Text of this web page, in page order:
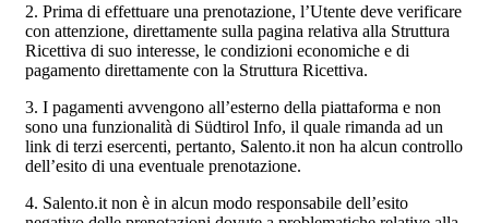
2. Prima di effettuare una prenotazione, l’Utente deve verificare
con attenzione, direttamente sulla pagina relativa alla Struttura
Ricettiva di suo interesse, le condizioni economiche e di
pagamento direttamente con la Struttura Ricettiva.
3. I pagamenti avvengono all’esterno della piattaforma e non
sono una funzionalità di Südtirol Info, il quale rimanda ad un
link di terzi esercenti, pertanto, Salento.it non ha alcun controllo
dell’esito di una eventuale prenotazione.
4. Salento.it non è in alcun modo responsabile dell’esito